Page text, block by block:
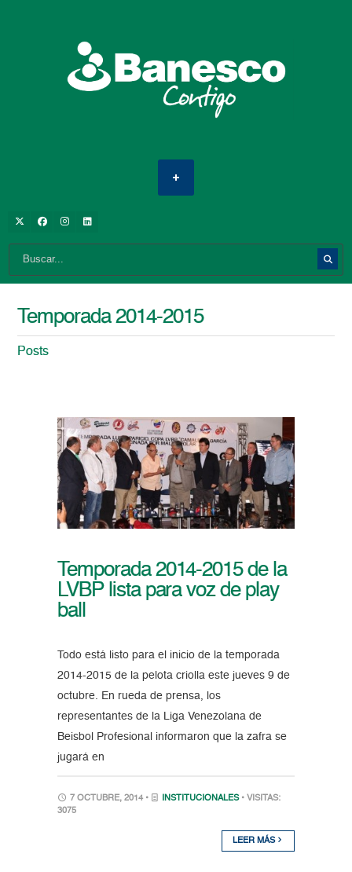
Temporada 2014-2015
Posts
Temporada 2014-2015 de la
LVBP lista para voz de play
ball
Todo está listo para el inicio de la temporada
2014-2015 de la pelota criolla este jueves 9 de
octubre. En rueda de prensa, los
representantes de la Liga Venezolana de
Beisbol Profesional informaron que la zafra se
jugará en
7 OCTUBRE, 2014 • INSTITUCIONALES • VISITAS:
3075
LEER MÁS